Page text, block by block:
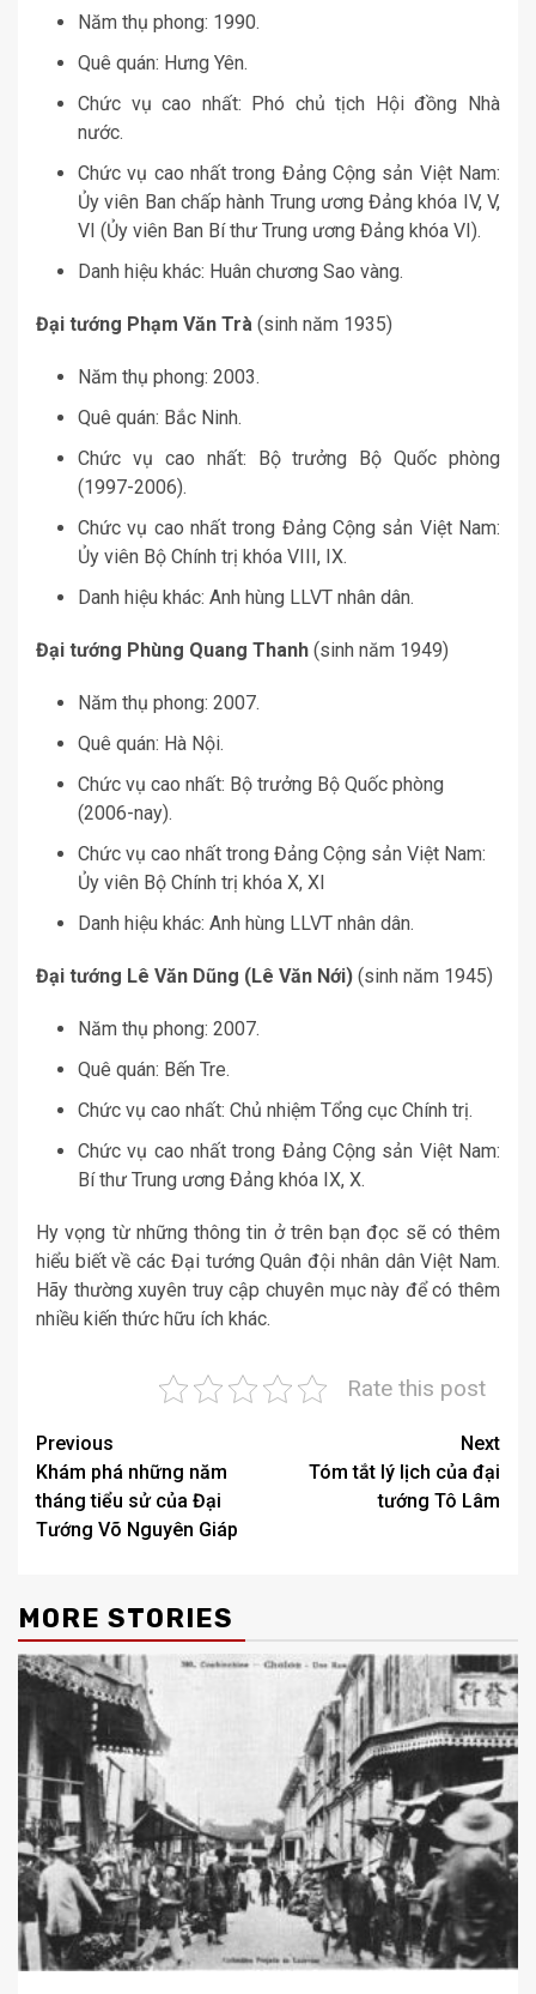
Năm thụ phong: 1990.
Quê quán: Hưng Yên.
Chức vụ cao nhất: Phó chủ tịch Hội đồng Nhà
nước.
Chức vụ cao nhất trong Đảng Cộng sản Việt Nam:
Ủy viên Ban chấp hành Trung ương Đảng khóa IV, V,
VI (Ủy viên Ban Bí thư Trung ương Đảng khóa VI).
Danh hiệu khác: Huân chương Sao vàng.
Đại tướng Phạm Văn Trà (sinh năm 1935)
Năm thụ phong: 2003.
Quê quán: Bắc Ninh.
Chức vụ cao nhất: Bộ trưởng Bộ Quốc phòng
(1997-2006).
Chức vụ cao nhất trong Đảng Cộng sản Việt Nam:
Ủy viên Bộ Chính trị khóa VIII, IX.
Danh hiệu khác: Anh hùng LLVT nhân dân.
Đại tướng Phùng Quang Thanh (sinh năm 1949)
Năm thụ phong: 2007.
Quê quán: Hà Nội.
Chức vụ cao nhất: Bộ trưởng Bộ Quốc phòng
(2006-nay).
Chức vụ cao nhất trong Đảng Cộng sản Việt Nam:
Ủy viên Bộ Chính trị khóa X, XI
Danh hiệu khác: Anh hùng LLVT nhân dân.
Đại tướng Lê Văn Dũng (Lê Văn Nới) (sinh năm 1945)
Năm thụ phong: 2007.
Quê quán: Bến Tre.
Chức vụ cao nhất: Chủ nhiệm Tổng cục Chính trị.
Chức vụ cao nhất trong Đảng Cộng sản Việt Nam:
Bí thư Trung ương Đảng khóa IX, X.
Hy vọng từ những thông tin ở trên bạn đọc sẽ có thêm
hiểu biết về các Đại tướng Quân đội nhân dân Việt Nam.
Hãy thường xuyên truy cập chuyên mục này để có thêm
nhiều kiến thức hữu ích khác.
Rate this post
Post
navigation
Previous
Khám phá những năm
tháng tiểu sử của Đại
Tướng Võ Nguyên Giáp
Next
Tóm tắt lý lịch của đại
tướng Tô Lâm
MORE STORIES